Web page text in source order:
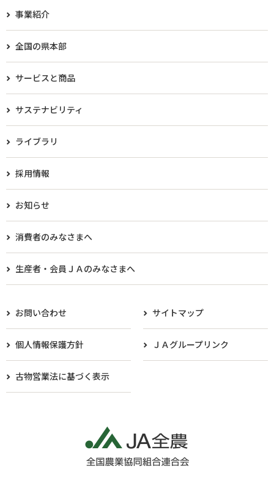
事業紹介
全国の県本部
サービスと商品
サステナビリティ
ライブラリ
採用情報
お知らせ
消費者のみなさまへ
生産者・会員ＪＡのみなさまへ​
お問い合わせ サイトマップ
個人情報保護方針 ＪＡグループリンク
古物営業法に基づく表示